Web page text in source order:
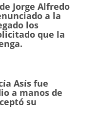
Jorge Alfredo
a la
los
que la
Asís fue
a manos de
su